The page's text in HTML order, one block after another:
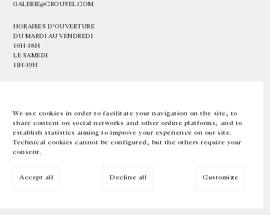
We use cookies in order to facilitate your navigation on the site, to
share content on social networks and other online platforms, and to
establish statistics aiming to improve your experience on our site.
Technical cookies cannot be configured, but the others require your
consent.
Accept all Decline all Customize
GALERIE@CROUSEL.COM
HORAIRES D'OUVERTURE
DU MARDI AU VENDREDI
10H-18H
LE SAMEDI
11H-19H
EN FR 中文 Facebook Instagram
Inscrivez-vous à notre newsletter